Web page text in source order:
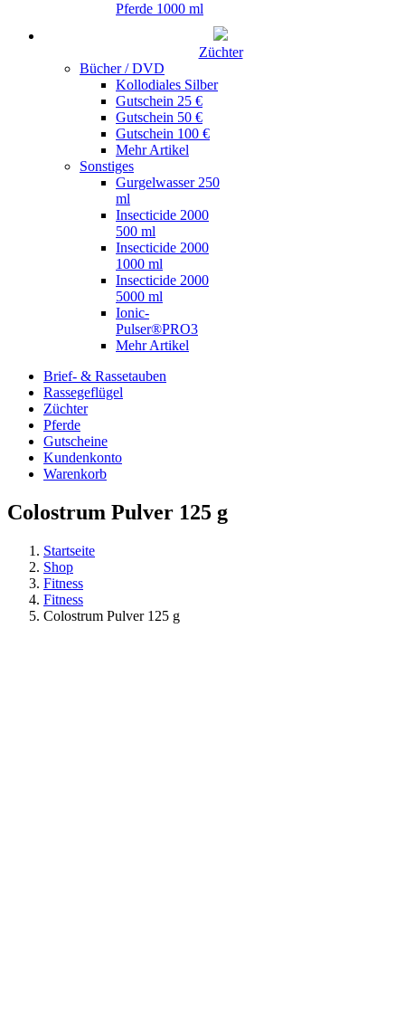
Pferde 1000 ml
Züchter
Bücher / DVD
Kollodiales Silber
Gutschein 25 €
Gutschein 50 €
Gutschein 100 €
Mehr Artikel
Sonstiges
Gurgelwasser 250
ml
Insecticide 2000
500 ml
Insecticide 2000
1000 ml
Insecticide 2000
5000 ml
Ionic-
Pulser®PRO3
Mehr Artikel
Brief- & Rassetauben
Rassegeflügel
Züchter
Pferde
Gutscheine
Kundenkonto
Warenkorb
Colostrum Pulver 125 g
Startseite
Shop
Fitness
Fitness
Colostrum Pulver 125 g